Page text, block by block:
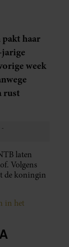
haar
jarige
week
rust
laten
Volgens
de koningin
in het